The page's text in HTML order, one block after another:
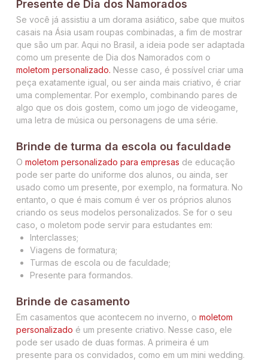
Presente de Dia dos Namorados
Se você já assistiu a um dorama asiático, sabe que muitos
casais na Ásia usam roupas combinadas, a fim de mostrar
que são um par. Aqui no Brasil, a ideia pode ser adaptada
como um presente de Dia dos Namorados com o
moletom personalizado. Nesse caso, é possível criar uma
peça exatamente igual, ou ser ainda mais criativo, é criar
uma complementar. Por exemplo, combinando pares de
algo que os dois gostem, como um jogo de videogame,
uma letra de música ou personagens de uma série.
Brinde de turma da escola ou faculdade
O moletom personalizado para empresas de educação
pode ser parte do uniforme dos alunos, ou ainda, ser
usado como um presente, por exemplo, na formatura. No
entanto, o que é mais comum é ver os próprios alunos
criando os seus modelos personalizados. Se for o seu
caso, o moletom pode servir para estudantes em:
Interclasses;
Viagens de formatura;
Turmas de escola ou de faculdade;
Presente para formandos.
Brinde de casamento
Em casamentos que acontecem no inverno, o moletom
personalizado é um presente criativo. Nesse caso, ele
pode ser usado de duas formas. A primeira é um
presente para os convidados, como em um mini wedding.